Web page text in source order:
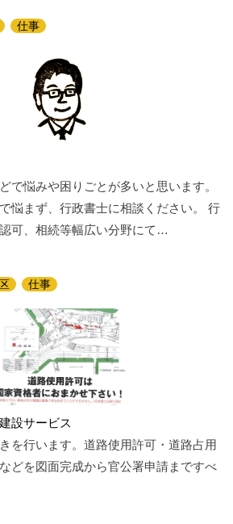
仕事
で悩みや困りごとが多いと思います。
悩まず、行政書士に相談ください。 行
可、相続等幅広い分野にて…
仕事
設サービス
を行います。道路使用許可・道路占用
どを図面完成から官公署申請まですべ